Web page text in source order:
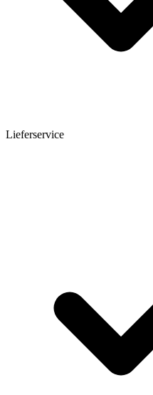
Lieferservice